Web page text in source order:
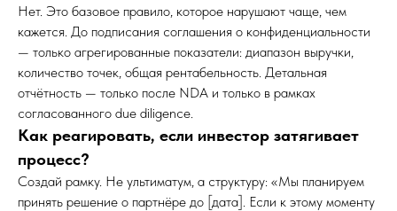
Нет. Это базовое правило, которое нарушают чаще, чем
кажется. До подписания соглашения о конфиденциальности
— только агрегированные показатели: диапазон выручки,
количество точек, общая рентабельность. Детальная
отчётность — только после NDA и только в рамках
согласованного due diligence.
Как реагировать, если инвестор затягивает
процесс?
Создай рамку. Не ультиматум, а структуру: «Мы планируем
принять решение о партнёре до [дата]. Если к этому моменту